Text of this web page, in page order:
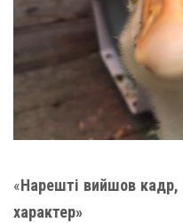
«Нарешті вийшов кадр,
характер»